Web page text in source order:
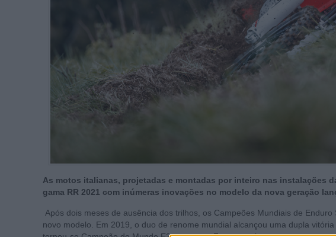
As motos italianas, projetadas e montadas por inteiro nas instalações
gama RR 2021 com inúmeras inovações no modelo da nova geração
Após dois meses de ausência dos trilhos, os Campeões Mundiais de
novo modelo. Em 2019, o duo de renome mundial alcançou uma dupla